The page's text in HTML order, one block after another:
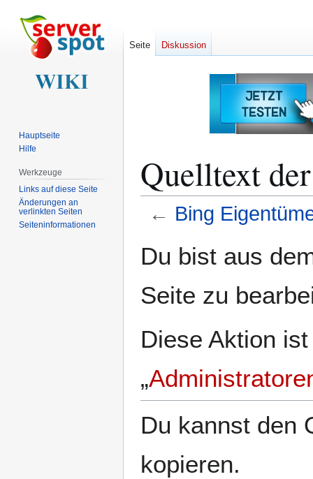
Quelltext
← Bing
Navigation
Suche
Du bist aus
Seite zu
Diese Aktion
„
Du kannst den
kopieren.
Seite Diskussion
Hauptseite
Hilfe
Werkzeuge
Links auf diese Seite
Änderungen an
verlinkten Seiten
Seiten­­informationen